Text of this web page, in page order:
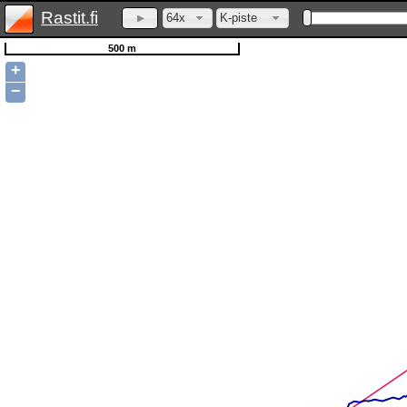
Rastit.fi 64x K-piste
500 m
+
−